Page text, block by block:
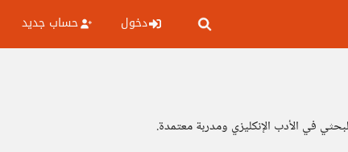
دخول حساب جديد
في الأدب الإنكليزي ومدربة معتمدة.